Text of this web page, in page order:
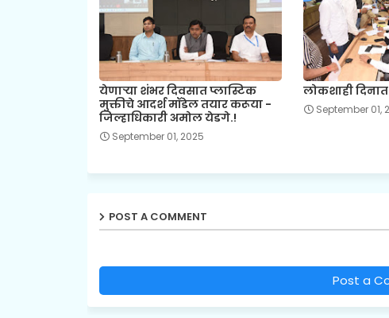
येणाऱ्या शंभर दिवसात प्लास्टिक
मुक्तीचे आदर्श मॉडेल तयार करूया -
जिल्हाधिकारी अमोल येडगे.!
September 01, 2025
लोकशाही
September 01,
POST A COMMENT
Post a